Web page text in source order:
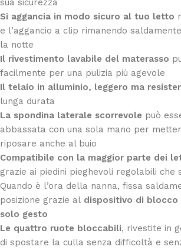
sua sicurezza
Si aggancia in modo sicuro al tuo letto
e l’aggancio a clip rimanendo
la notte
Il rivestimento lavabile del materasso
facilmente per una pulizia più agevole
Il telaio in alluminio, leggero ma
lunga durata
La spondina laterale scorrevole può
abbassata con una sola mano per
riposare anche al buio
Compatibile con la maggior parte dei
grazie ai piedini pieghevoli regolabili che
Quando è l’ora della nanna, fissa
posizione grazie al dispositivo di blocco
solo gesto
Le quattro ruote bloccabili, rivestite in
di spostare la culla senza difficoltà e